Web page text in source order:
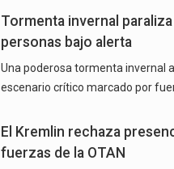
Tormenta invernal
personas bajo alerta
Una poderosa tormenta invernal
escenario crítico marcado por
El Kremlin rechaza
fuerzas de la OTAN